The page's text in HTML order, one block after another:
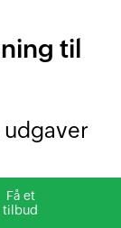
til
udgaver
Få et
tilbud